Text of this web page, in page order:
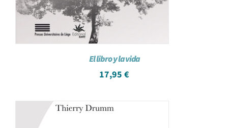
El libro y la vida
17,95 €